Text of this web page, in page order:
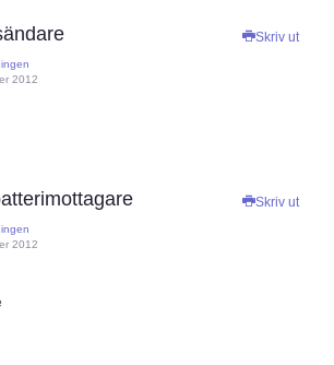
Skriv ut
2012
Skriv ut
2012